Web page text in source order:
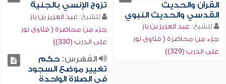
القرآن والحديث
القدسي والحديث النبوي
للشيخ: عبد العزيز بن باز
جزء من محاضرة ( فتاوى نور
على الدرب (329))
تزوج الإنسي بالجنية
للشيخ: عبد العزيز بن باز
جزء من محاضرة ( فتاوى نور
على الدرب (330))
الفهرس:حكم
تغيير موضع السجود
في الصلاة الواحدة